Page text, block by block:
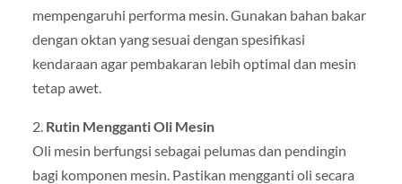
mempengaruhi performa mesin. Gunakan bahan bakar
dengan oktan yang sesuai dengan spesifikasi
kendaraan agar pembakaran lebih optimal dan mesin
tetap awet.
2. Rutin Mengganti Oli Mesin
Oli mesin berfungsi sebagai pelumas dan pendingin
bagi komponen mesin. Pastikan mengganti oli secara